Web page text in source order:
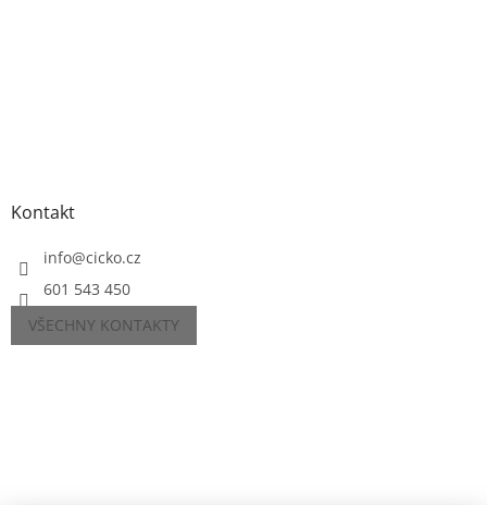
Kontakt
info@cicko.cz
601 543 450
VŠECHNY KONTAKTY